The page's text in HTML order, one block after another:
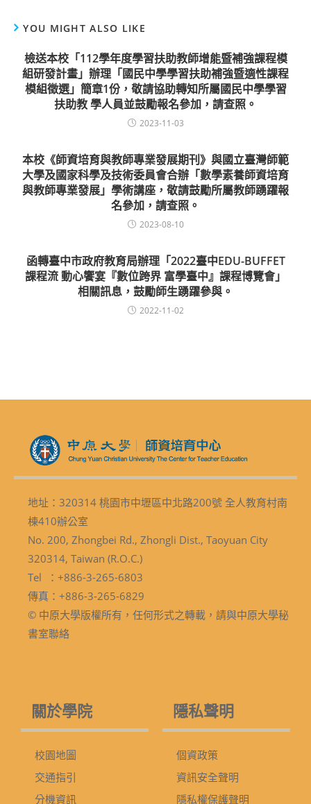
YOU MIGHT ALSO LIKE
檢送本校「112學年度學習扶助教師增能暨補強課程模
組研發計畫」辦理「國民中學學習扶助補強暨適性課程
模組徵選」簡章1份，敬請協助轉知所屬國民中學學習
扶助教 學人員並鼓勵報名參加，請查照。
2023-11-03
本校《師資培育與教師專業發展期刊》與國立臺灣師範
大學及國家科學及技術委員會合辦「數學素養師資培育
與教師專業發展」學術講座，敬請鼓勵所屬教師踴躍報
名參加，請查照。
2023-08-10
函轉臺中市政府教育局辦理「2022臺中EDU-BUFFET
課程流 動心饗宴『數位跨界 富學臺中』課程博覽會」
相關訊息，鼓勵師生踴躍參與。
2022-11-02
地址：320314 桃園市中壢區中北路200號 全人教育村南
棟410辦公室
No. 200, Zhongbei Rd., Zhongli Dist., Taoyuan City
320314, Taiwan (R.O.C.)
Tel ：+886-3-265-6803
傳真：+886-3-265-6829
© 中原大學版權所有，任何形式之轉載，請與中原大學秘
書室聯絡
關於學院
校園地圖
交通指引
分機資訊
隱私聲明
個資政策
資訊安全聲明
隱私權保護聲明